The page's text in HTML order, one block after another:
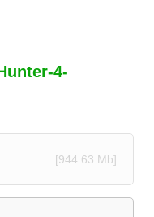
4-
[944.63 Mb]